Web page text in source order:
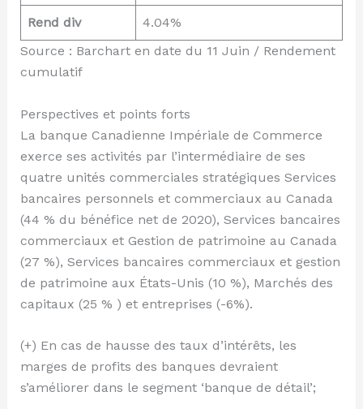
Rend div
4.04%
Source : Barchart en date du 11 Juin / Rendement
cumulatif
Perspectives et points forts
La banque Canadienne Impériale de Commerce
exerce ses activités par l’intermédiaire de ses
quatre unités commerciales stratégiques Services
bancaires personnels et commerciaux au Canada
(44 % du bénéfice net de 2020), Services bancaires
commerciaux et Gestion de patrimoine au Canada
(27 %), Services bancaires commerciaux et gestion
de patrimoine aux États-Unis (10 %), Marchés des
capitaux (25 % ) et entreprises (-6%).
(+) En cas de hausse des taux d’intérêts, les
marges de profits des banques devraient
s’améliorer dans le segment ‘banque de détail’;